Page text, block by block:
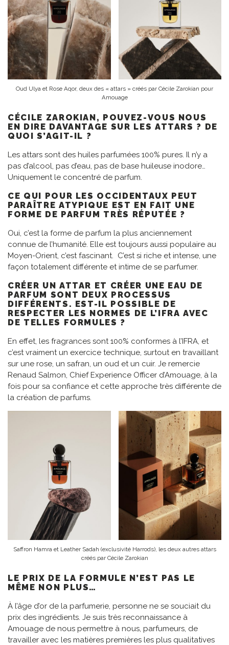
Oud Ulya et Rose Aqor, deux des « attars » créés par Cécile Zarokian pour
Amouage
CÉCILE ZAROKIAN, POUVEZ-VOUS NOUS
EN DIRE DAVANTAGE SUR LES ATTARS ? DE
QUOI S’AGIT-IL ?
Les attars sont des huiles parfumées 100% pures. Il n’y a
pas d’alcool, pas d’eau, pas de base huileuse inodore…
Uniquement le concentré de parfum.
CE QUI POUR LES OCCIDENTAUX PEUT
PARAÎTRE ATYPIQUE EST EN FAIT UNE
FORME DE PARFUM TRÈS RÉPUTÉE ?
Oui, c’est la forme de parfum la plus anciennement
connue de l’humanité. Elle est toujours aussi populaire au
Moyen-Orient, c’est fascinant. C’est si riche et intense, une
façon totalement différente et intime de se parfumer.
CRÉER UN ATTAR ET CRÉER UNE EAU DE
PARFUM SONT DEUX PROCESSUS
DIFFÉRENTS. EST-IL POSSIBLE DE
RESPECTER LES NORMES DE L’IFRA AVEC
DE TELLES FORMULES ?
En effet, les fragrances sont 100% conformes à l’IFRA, et
c’est vraiment un exercice technique, surtout en travaillant
sur une rose, un safran, un oud et un cuir. Je remercie
Renaud Salmon, Chief Experience Officer d’Amouage, à la
fois pour sa confiance et cette approche très différente de
la création de parfums.
Saffron Hamra et Leather Sadah (exclusivité Harrods), les deux autres attars
créés par Cécile Zarokian
LE PRIX DE LA FORMULE N’EST PAS LE
MÊME NON PLUS…
À l’âge d’or de la parfumerie, personne ne se souciait du
prix des ingrédients. Je suis très reconnaissance à
Amouage de nous permettre à nous, parfumeurs, de
travailler avec les matières premières les plus qualitatives